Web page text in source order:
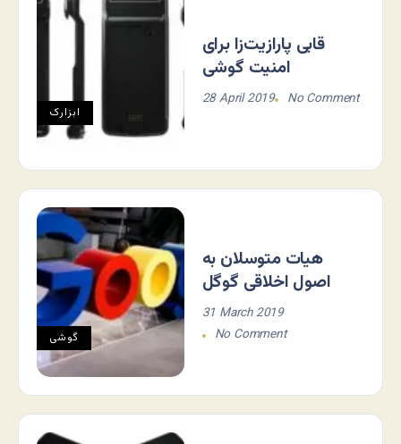
ابزارک
قابی پارازیت‌زا برای
امنیت گوشی
28 April 2019 No Comment
گوشی
هیات متوسلان به
اصول اخلاقی گوگل
31 March 2019
No Comment